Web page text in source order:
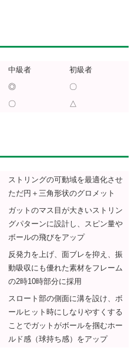
中級者
初級者
◎
〇
〇 △
ストリングの可動域を最適化させ
ただ円＋三角形状のグロメット
ガットのマス目が大きいストリン
グパターンに設計し、スピン量や
ボールの飛びをアップ
反発力を上げ、面ブレを抑え、振
動吸収にも優れた素材をフレーム
の2時10時部分に採用
スロート部の側面に溝を設け、ボ
ールヒット時にしなりやすくする
ことでガットがボールを掴むホー
ルド感（球持ち感）をアップ